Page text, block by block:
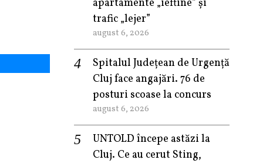
apartamente „ieftine” și
trafic „lejer”
august 6, 2026
Spitalul Județean de Urgență
Cluj face angajări. 76 de
posturi scoase la concurs
august 6, 2026
UNTOLD începe astăzi la
Cluj. Ce au cerut Sting,